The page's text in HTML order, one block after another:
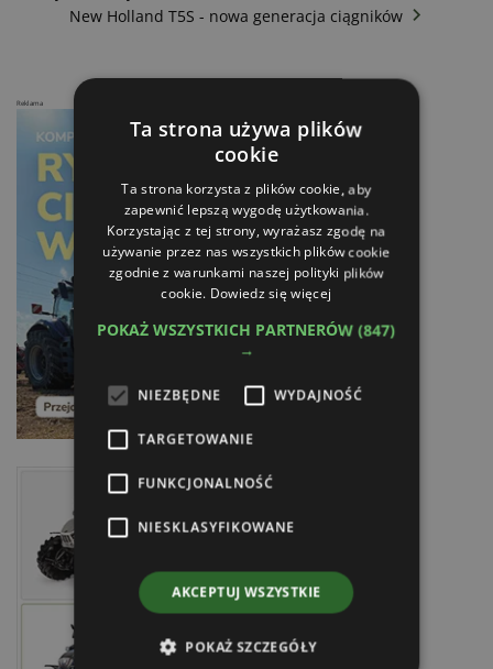
New Holland T5S - nowa generacja ciągników
Reklama
Ta strona używa plików
cookie
Ta strona korzysta z plików cookie, aby
zapewnić lepszą wygodę użytkowania.
Korzystając z tej strony, wyrażasz zgodę na
używanie przez nas wszystkich plików cookie
zgodnie z warunkami naszej polityki plików
cookie. Dowiedz się więcej
POKAŻ WSZYSTKICH PARTNERÓW(847)
→
NIEZBĘDNE WYDAJNOŚĆ
TARGETOWANIE
FUNKCJONALNOŚĆ
NIESKLASYFIKOWANE
AKCEPTUJ WSZYSTKIE
POKAŻ SZCZEGÓŁY